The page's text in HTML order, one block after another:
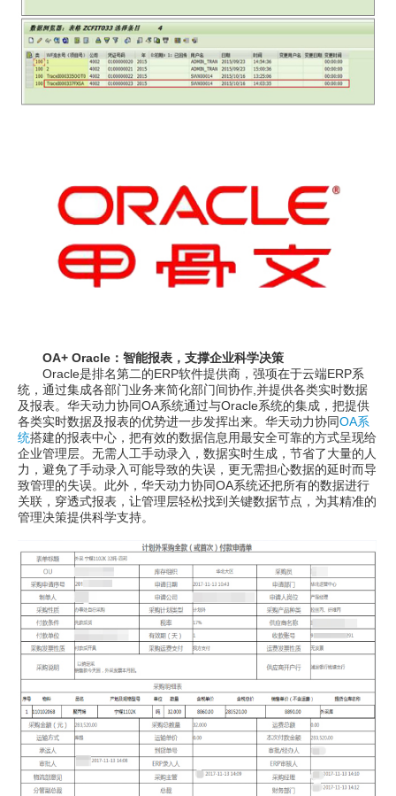
OA+ Oracle：智能报表，支撑企业科学决策
Oracle是排名第二的ERP软件提供商，强项在于云端ERP系
统，通过集成各部门业务来简化部门间协作,并提供各类实时数据
及报表。华天动力协同OA系统通过与Oracle系统的集成，把提供
各类实时数据及报表的优势进一步发挥出来。华天动力协同OA系
统搭建的报表中心，把有效的数据信息用最安全可靠的方式呈现给
企业管理层。无需人工手动录入，数据实时生成，节省了大量的人
力，避免了手动录入可能导致的失误，更无需担心数据的延时而导
致管理的失误。此外，华天动力协同OA系统还把所有的数据进行
关联，穿透式报表，让管理层轻松找到关键数据节点，为其精准的
管理决策提供科学支持。